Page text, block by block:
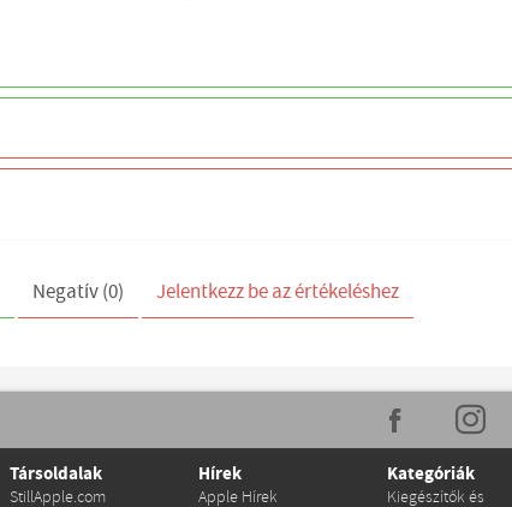
Negatív (0) Jelentkezz be az értékeléshez
Társoldalak
StillApple.com
Hírek
Apple Hírek
Kategóriák
Kiegészítők és